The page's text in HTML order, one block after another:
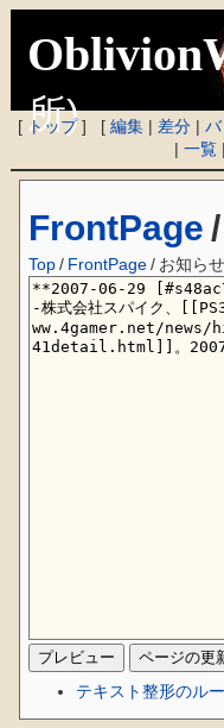
所)
[ トップ] [編集 | 差分 |
|一覧
FrontPage /
Top / FrontPage/ お知らせ
テキスト整形のル